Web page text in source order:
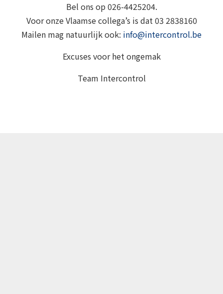
Bel ons op 026-4425204.
Voor onze Vlaamse collega’s is dat 03 2838160
Mailen mag natuurlijk ook: info@intercontrol.be
Excuses voor het ongemak
Team Intercontrol